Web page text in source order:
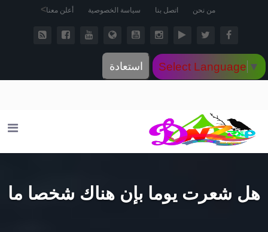
من نحن اتصل بنا سياسة الخصوصية أعلن معنا>
Select Language ▼ استعادة
هل شعرت يوما بإن هناك شخصا ما